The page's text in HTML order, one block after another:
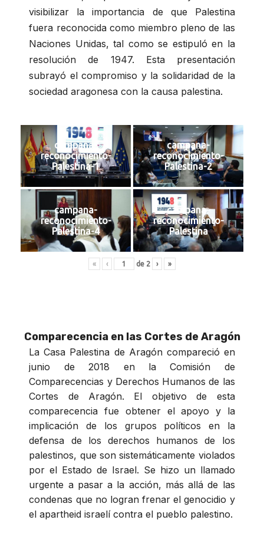
visibilizar la importancia de que Palestina
fuera reconocida como miembro pleno de las
Naciones Unidas, tal como se estipuló en la
resolución de 1947. Esta presentación
subrayó el compromiso y la solidaridad de la
sociedad aragonesa con la causa palestina.
campana-
reconocimiento-
Palestina-1
campana-
reconocimiento-
Palestina-2
campana-
reconocimiento-
Palestina-4
campana-
reconocimiento-
Palestina
« ‹ de 2 › »
Comparecencia en las Cortes de Aragón
La Casa Palestina de Aragón compareció en
junio de 2018 en la Comisión de
Comparecencias y Derechos Humanos de las
Cortes de Aragón. El objetivo de esta
comparecencia fue obtener el apoyo y la
implicación de los grupos políticos en la
defensa de los derechos humanos de los
palestinos, que son sistemáticamente violados
por el Estado de Israel. Se hizo un llamado
urgente a pasar a la acción, más allá de las
condenas que no logran frenar el genocidio y
el apartheid israelí contra el pueblo palestino.